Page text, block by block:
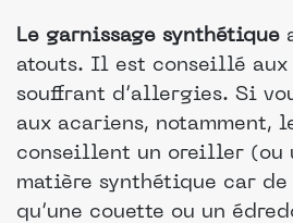
Le garnissage synthétique
atouts. Il est conseillé aux
souffrant d’allergies. Si
aux acariens, notamment,
conseillent un oreiller (ou
matière synthétique car de
qu’une couette ou un